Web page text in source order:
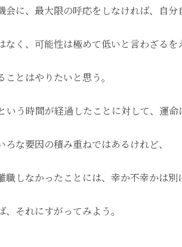
会に、最大限の呼応をしなければ、自
なく、可能性は極めて低いと言わざる
ことはやりたいと思う。
いう時間が経過したことに対して、運命
ろな要因の積み重ねではあるけれど、
職しなかったことには、幸か不幸かは
、それにすがってみよう。